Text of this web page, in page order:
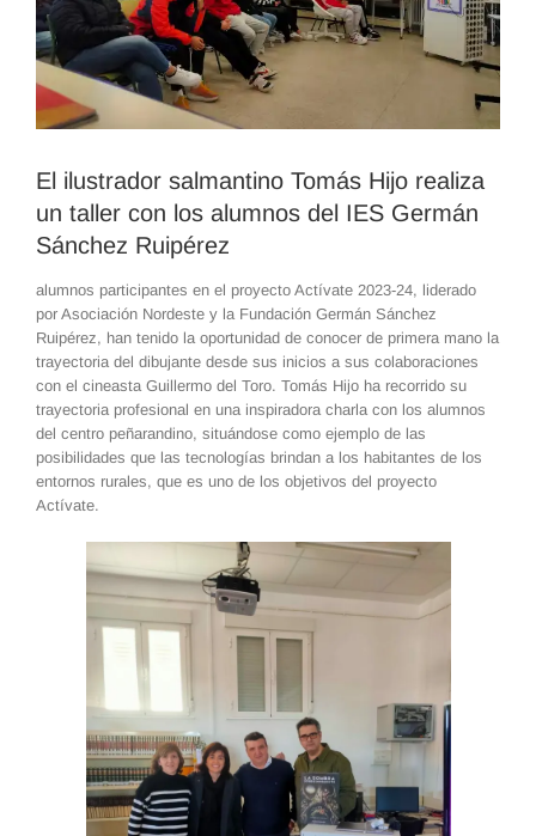
El ilustrador salmantino Tomás Hijo realiza
un taller con los alumnos del IES Germán
Sánchez Ruipérez
alumnos participantes en el proyecto Actívate 2023-24, liderado
por Asociación Nordeste y la Fundación Germán Sánchez
Ruipérez, han tenido la oportunidad de conocer de primera mano la
trayectoria del dibujante desde sus inicios a sus colaboraciones
con el cineasta Guillermo del Toro. Tomás Hijo ha recorrido su
trayectoria profesional en una inspiradora charla con los alumnos
del centro peñarandino, situándose como ejemplo de las
posibilidades que las tecnologías brindan a los habitantes de los
entornos rurales, que es uno de los objetivos del proyecto
Actívate.